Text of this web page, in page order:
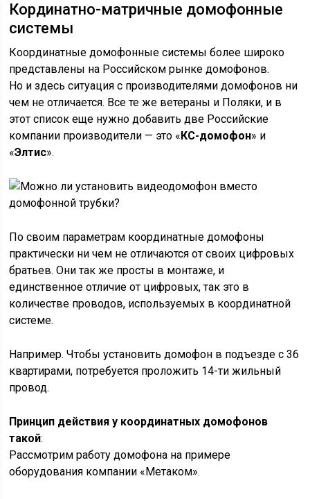
Кординатно-матричные домофонные
системы
Координатные домофонные системы более широко
представлены на Российском рынке домофонов.
Но и здесь ситуация с производителями домофонов ни
чем не отличается. Все те же ветераны и Поляки, и в
этот список еще нужно добавить две Российские
компании производители — это «КС-домофон» и
«Элтис».
По своим параметрам координатные домофоны
практически ни чем не отличаются от своих цифровых
братьев. Они так же просты в монтаже, и
единственное отличие от цифровых, так это в
количестве проводов, используемых в координатной
системе.
Например. Чтобы установить домофон в подъезде с 36
квартирами, потребуется проложить 14-ти жильный
провод.
Принцип действия у координатных домофонов
такой:
Рассмотрим работу домофона на примере
оборудования компании «Метаком».